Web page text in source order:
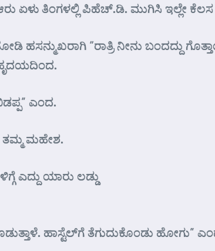
ಏಳು ತಿಂಗಳಲ್ಲಿ ಪಿಹೆಚ್.ಡಿ. ಮುಗಿಸಿ ಇಲ್ಲೇ ಕೆಲಸ
“ರಾತ್ರಿ ನೀನು ಬಂದದ್ದು
ಹೃದಯದಿಂದ.
ಎಂದ.
ತಮ್ಮ ಮಹೇಶ.
ಎದ್ದು ಯಾರು ಲಡ್ಡು
ಹಾಸ್ಟೆಲ್‌ಗೆ ತೆಗುದುಕೊಂಡು ಹೋಗು”